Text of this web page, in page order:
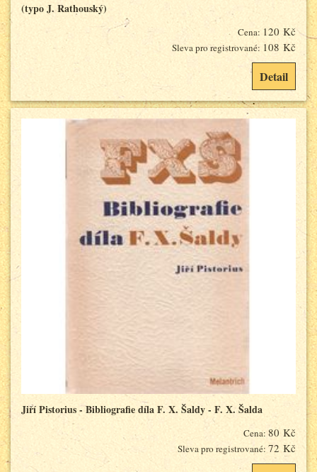
(typo J. Rathouský)
Cena: 120 Kč
Sleva pro registrované: 108 Kč
Detail
Jiří Pistorius - Bibliografie díla F. X. Šaldy - F. X. Šalda
Cena: 80 Kč
Sleva pro registrované: 72 Kč